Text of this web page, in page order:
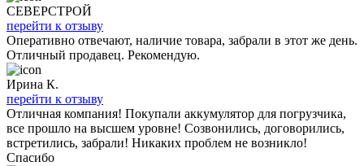
СЕВЕРСТРОЙ
перейти к отзыву
Оперативно отвечают, наличие товара, забрали в этот же день.
Отличный продавец. Рекомендую.
Ирина К.
перейти к отзыву
Отличная компания! Покупали аккумулятор для погрузчика,
все прошло на высшем уровне! Созвонились, договорились,
встретились, забрали! Никаких проблем не возникло!
Спасибо